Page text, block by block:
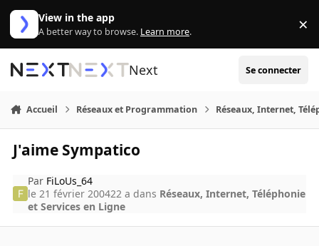
Aller au contenu
View in the app
A better way to browse. Learn more. ×
Next Se connecter
Accueil Réseaux et Programmation Réseaux, Internet,
J'aime Sympatico
Par FiLoUs_64
le 21 février 200422 a dans Réseaux, Internet, Téléphonie
et Services en Ligne